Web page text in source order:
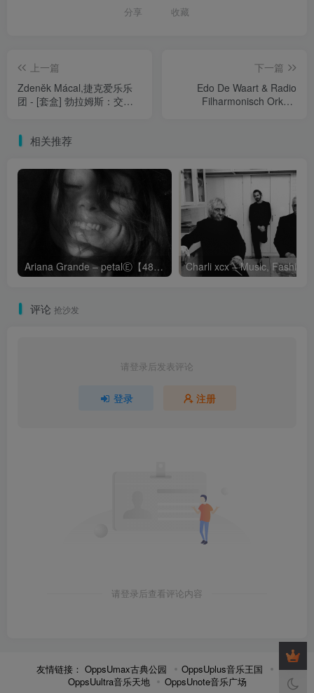
分享 收藏
上一篇
Zdenĕk Mácal,捷克爱乐乐
团 - [套盒] 勃拉姆斯：交响
Discs]
下一篇
Edo De Waart & Radio
Filharmonisch Orkest
相关推荐
Ariana Grande – petalⒺ【48kHz／24bit】英国区
评论 抢沙发
请登录后发表评论
登录 注册
请登录后查看评论内容
友情链接： OppsUmax古典公园
OppsUplus音乐王国
OppsUultra音乐天地
OppsUnote音乐广场